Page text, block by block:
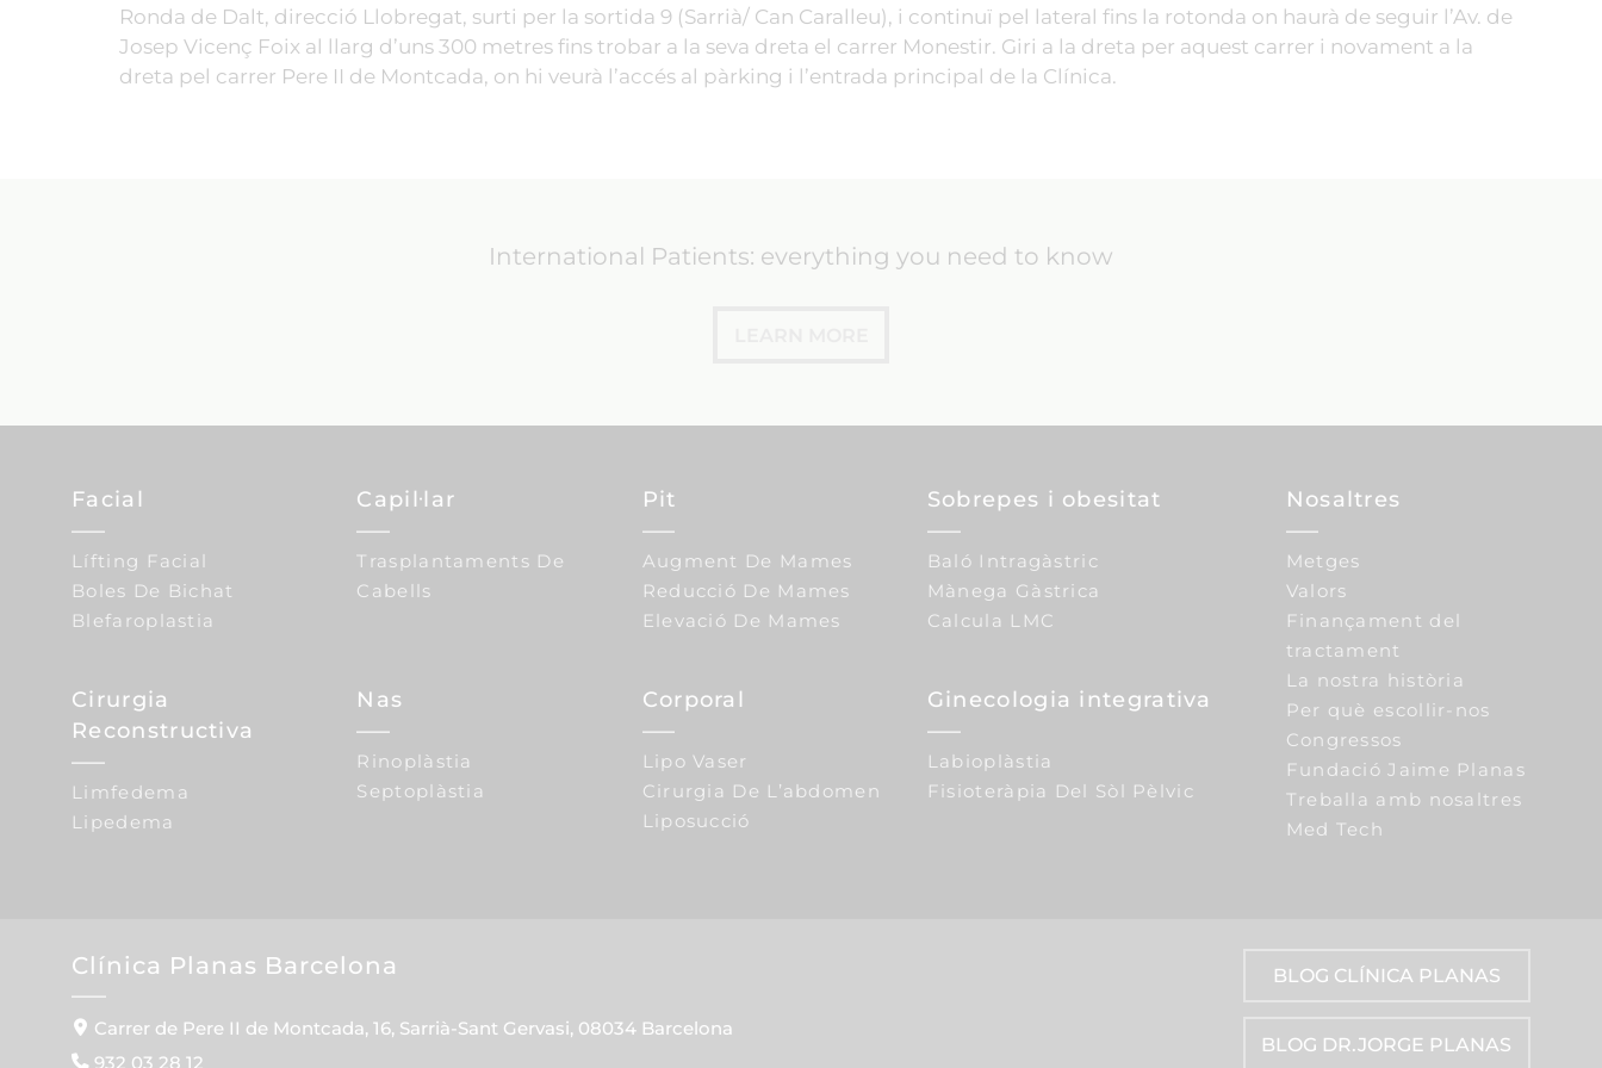
Ronda de Dalt, direcció Llobregat, surti per la sortida 9 (Sarrià/ Can Caralleu), i continuï pel lateral fins la rotonda on haurà de seguir l’Av. de
Josep Vicenç Foix al llarg d’uns 300 metres fins trobar a la seva dreta el carrer Monestir. Giri a la dreta per aquest carrer i novament a la
dreta pel carrer Pere II de Montcada, on hi veurà l’accés al pàrking i l’entrada principal de la Clínica.
International Patients: everything you need to know
Facial
Lífting Facial
Boles De Bichat
Blefaroplastia
Cirurgia
Reconstructiva
Limfedema
Lipedema
Capil·lar
Trasplantaments De
Cabells
Nas
Rinoplàstia
Septoplàstia
Pit
Augment De Mames
Reducció De Mames
Elevació De Mames
Corporal
Lipo Vaser
Cirurgia De L’abdomen
Liposucció
Sobrepes i obesitat
Baló Intragàstric
Mànega Gàstrica
Calcula LMC
Ginecologia integrativa
Labioplàstia
Fisioteràpia Del Sòl Pèlvic
Nosaltres
Metges
Valors
Finançament del
tractament
La nostra història
Per què escollir-nos
Congressos
Fundació Jaime Planas
Treballa amb nosaltres
Med Tech
Clínica Planas Barcelona
Carrer de Pere II de Montcada, 16, Sarrià-Sant Gervasi, 08034 Barcelona
932 03 28 12
BLOG CLÍNICA PLANAS
BLOG DR.JORGE PLANAS